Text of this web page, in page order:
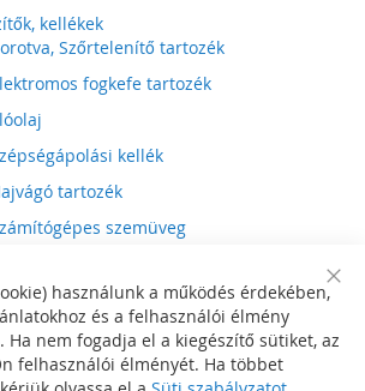
kellékek
Szőrtelenítő tartozék
fogkefe tartozék
kellék
tartozék
szemüveg
kiegészítő
BluRay lejátszó
Bar
használunk a működés érdekében,
és a felhasználói élmény
Ha nem fogadja el a kiegészítő sütiket, az
felhasználói élményét. Ha többet